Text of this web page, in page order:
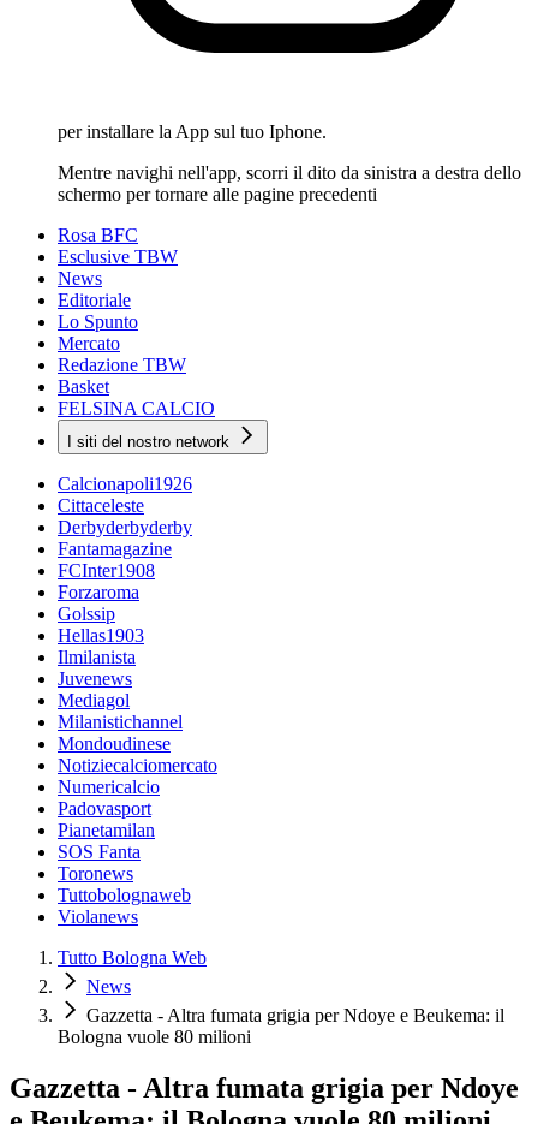
per installare la App sul tuo Iphone.
Mentre navighi nell'app, scorri il dito da sinistra a destra dello
schermo per tornare alle pagine precedenti
Rosa BFC
Esclusive TBW
News
Editoriale
Lo Spunto
Mercato
Redazione TBW
Basket
FELSINA CALCIO
I siti del nostro network
Calcionapoli1926
Cittaceleste
Derbyderbyderby
Fantamagazine
FCInter1908
Forzaroma
Golssip
Hellas1903
Ilmilanista
Juvenews
Mediagol
Milanistichannel
Mondoudinese
Notiziecalciomercato
Numericalcio
Padovasport
Pianetamilan
SOS Fanta
Toronews
Tuttobolognaweb
Violanews
Tutto Bologna Web
News
Gazzetta - Altra fumata grigia per Ndoye e Beukema: il
Bologna vuole 80 milioni
Gazzetta - Altra fumata grigia per Ndoye